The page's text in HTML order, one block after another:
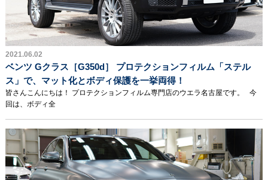
2021.06.02
ベンツ Gクラス［G350d］ プロテクションフィルム「ステル
ス」で、マット化とボディ保護を一挙両得！
皆さんこんにちは！ プロテクションフィルム専門店のウエラ名古屋です。 今
回は、ボディ全